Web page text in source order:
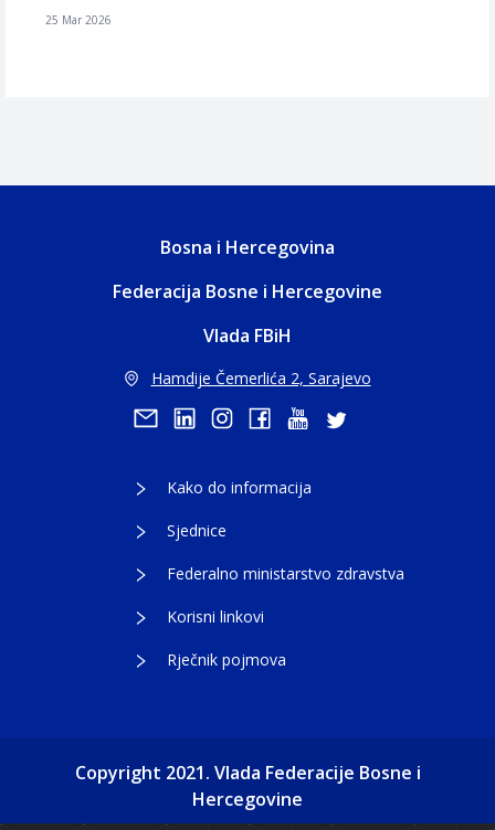
25 Mar 2026
Bosna i Hercegovina
Federacija Bosne i Hercegovine
Vlada FBiH
Hamdije Čemerlića 2, Sarajevo
Kako do informacija
Sjednice
Federalno ministarstvo zdravstva
Korisni linkovi
Rječnik pojmova
Copyright 2021. Vlada Federacije Bosne i
Hercegovine